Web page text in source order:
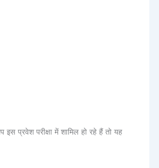
प्रवेश परीक्षा में शामिल हो रहे हैं तो यह